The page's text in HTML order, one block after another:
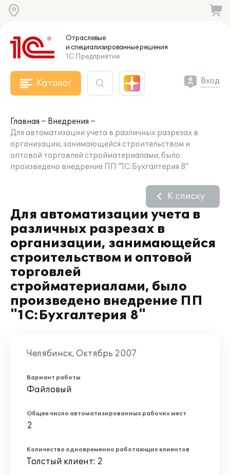
Отраслевые
и специализированныерешения
1С:Предприятие
Каталог Вход
Главная
Внедрения
Для автоматизации учета в различных разрезах в
организации, занимающейся строительством и
оптовой торговлей стройматериалами, было
произведено внедрение ПП "1С:Бухгалтерия 8"
Для автоматизации учета в
различных разрезах в
организации, занимающейся
строительством и оптовой
торговлей
стройматериалами, было
произведено внедрение ПП
"1С:Бухгалтерия 8"
К списку
Челябинск, Октябрь 2007
Вариант работы
Файловый
Общее число автоматизированных рабочих мест
2
Количество одновременно работающих клиентов
Толстый клиент: 2